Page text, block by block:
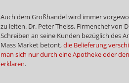
Auch dem Großhandel wird immer
zu leiten. Dr. Peter Theiss, Firmenchef von
Schreiben an seine Kunden bezüglich des
Mass Market betont,die Belieferung
man sich nur durch eine Apotheke oder
erklären.